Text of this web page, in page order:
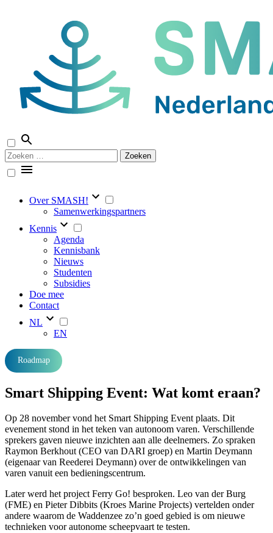
Zoeken
naar:
Over SMASH!
Samenwerkingspartners
Kennis
Agenda
Kennisbank
Nieuws
Studenten
Subsidies
Doe mee
Contact
NL
EN
Roadmap
Smart Shipping Event: Wat komt eraan?
Op 28 november vond het Smart Shipping Event plaats. Dit
evenement stond in het teken van autonoom varen. Verschillende
sprekers gaven nieuwe inzichten aan alle deelnemers. Zo spraken
Raymon Berkhout (CEO van DARI groep) en Martin Deymann
(eigenaar van Reederei Deymann) over de ontwikkelingen van
varen vanuit een bedieningscentrum.
Later werd het project Ferry Go! besproken. Leo van der Burg
(FME) en Pieter Dibbits (Kroes Marine Projects) vertelden onder
andere waarom de Waddenzee zo’n goed gebied is om nieuwe
technieken voor autonome scheepvaart te testen.